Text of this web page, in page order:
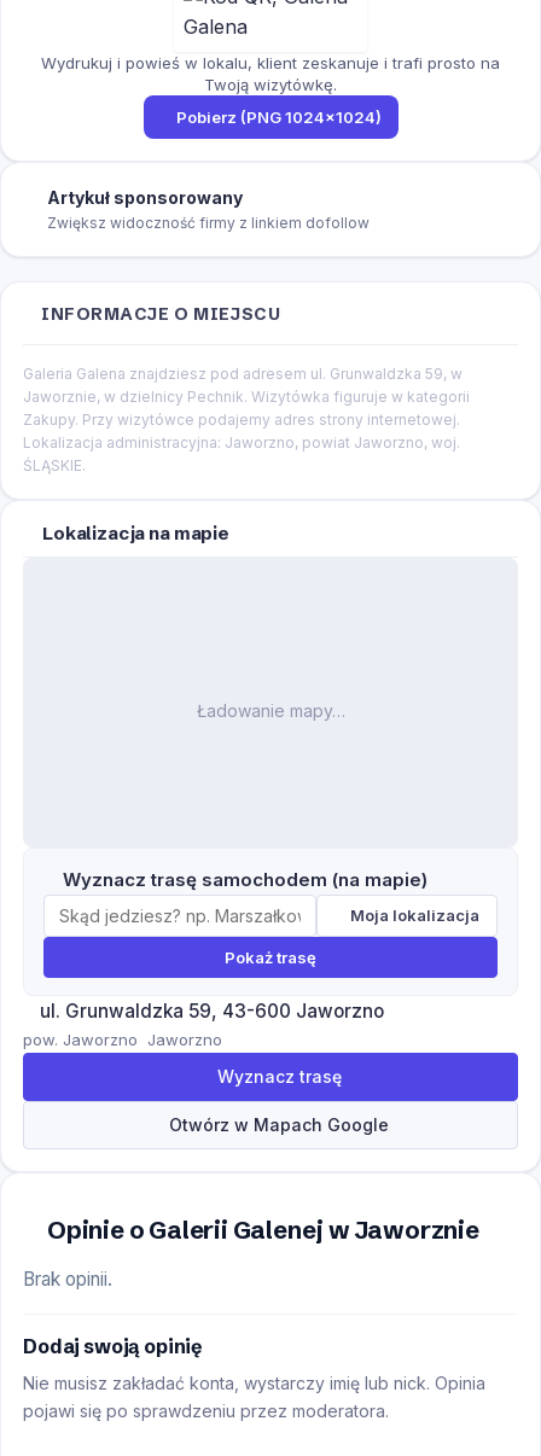
Wydrukuj i powieś w lokalu, klient zeskanuje i trafi prosto na
Twoją wizytówkę.
Pobierz (PNG 1024×1024)
Artykuł sponsorowany
Zwiększ widoczność firmy z linkiem dofollow
INFORMACJE O MIEJSCU
Galeria Galena znajdziesz pod adresem ul. Grunwaldzka 59, w
Jaworznie, w dzielnicy Pechnik. Wizytówka figuruje w kategorii
Zakupy. Przy wizytówce podajemy adres strony internetowej.
Lokalizacja administracyjna: Jaworzno, powiat Jaworzno, woj.
ŚLĄSKIE.
Lokalizacja na mapie
Ładowanie mapy…
Wyznacz trasę samochodem (na mapie)
Moja lokalizacja
Pokaż trasę
ul. Grunwaldzka 59, 43-600 Jaworzno
pow. Jaworzno Jaworzno
Wyznacz trasę
Otwórz w Mapach Google
Opinie o Galerii Galenej w Jaworznie
Brak opinii.
Dodaj swoją opinię
Nie musisz zakładać konta, wystarczy imię lub nick. Opinia
pojawi się po sprawdzeniu przez moderatora.